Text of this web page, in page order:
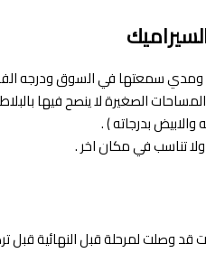
ومدي سمعتها في السوق ودرجه
الصغيرة لا ينصح فيها
بدرجاته ) .
تناسب في مكان اخر .
وصلت لمرحلة قبل النهائية قبل